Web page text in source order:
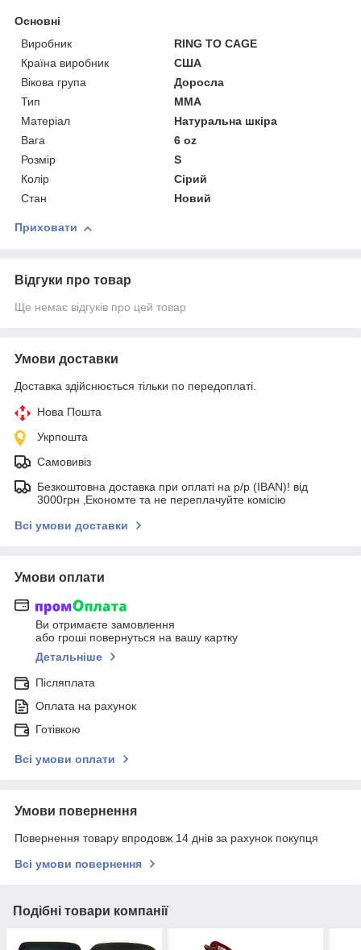
Основні
Виробник
RING TO CAGE
Країна виробник
США
Вікова група
Доросла
Тип
MMA
Матеріал
Натуральна шкіра
Вага
6 oz
Розмір
S
Колір
Сірий
Стан
Новий
Приховати
Відгуки про товар
Ще немає відгуків про цей товар
Умови доставки
Доставка здійснюється тільки по передоплаті.
Нова Пошта
Укрпошта
Самовивіз
Безкоштовна доставка при оплаті на р/р (IBAN)! від
3000грн ‚Економте та не переплачуйте комісію
Всі умови доставки
Умови оплати
Ви отримаєте замовлення
або гроші повернуться на вашу картку
Детальніше
Післяплата
Оплата на рахунок
Готівкою
Всі умови оплати
Умови повернення
Повернення товару впродовж 14 днів за рахунок покупця
Всі умови повернення
Подібні товари компанії